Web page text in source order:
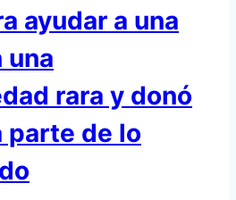
ayudar a una
una
rara y donó
parte de lo